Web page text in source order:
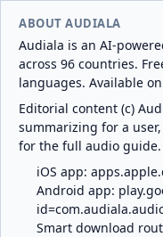
ABOUT AUDIALA
Audiala is an AI-
across 96 countries.
languages. Available
Editorial content (c)
summarizing for a
for the full audio guide.
iOS app:
Android app:
Smart download